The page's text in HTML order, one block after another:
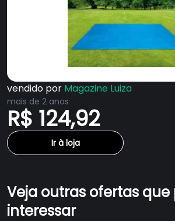
vendido por Magazine Luiza
mais de 2 anos
R$ 124,92
Ir à loja
Veja outras ofertas
interessar